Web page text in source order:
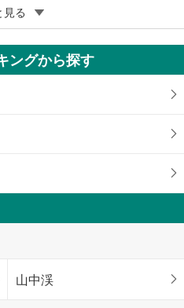
然田
登記）
市自然田
見る
ングから探す
山中渓